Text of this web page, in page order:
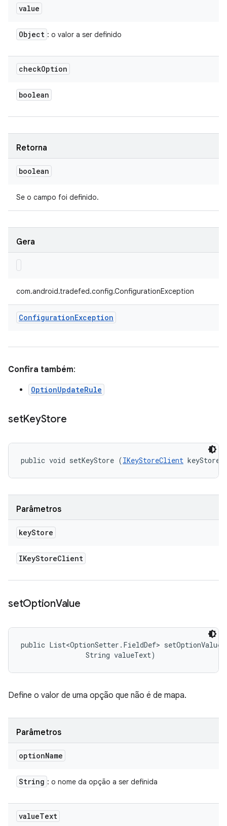
value
Object : o valor a ser definido
checkOption
boolean
Retorna
boolean
Se o campo foi definido.
Gera
com.android.tradefed.config.ConfigurationException
ConfigurationException
Confira também:
OptionUpdateRule
setKeyStore
public void setKeyStore (IKeyStoreClient keyStore)
Parâmetros
keyStore
IKeyStoreClient
setOptionValue
public List<OptionSetter.FieldDef>
                String valueText)
Define o valor de uma opção que não é de mapa.
Parâmetros
optionName
String : o nome da opção a ser definida
valueText